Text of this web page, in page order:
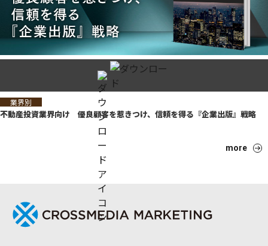
業界別
不動産投資業界向け 優良顧客を惹きつけ、信頼を得る『企業出版』戦略
more